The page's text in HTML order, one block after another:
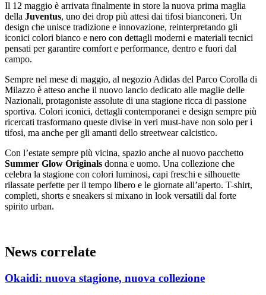
Il 12 maggio è arrivata finalmente in store la nuova prima maglia
della Juventus, uno dei drop più attesi dai tifosi bianconeri. Un
design che unisce tradizione e innovazione, reinterpretando gli
iconici colori bianco e nero con dettagli moderni e materiali tecnici
pensati per garantire comfort e performance, dentro e fuori dal
campo.
Sempre nel mese di maggio, al negozio Adidas del Parco Corolla di
Milazzo è atteso anche il nuovo lancio dedicato alle maglie delle
Nazionali, protagoniste assolute di una stagione ricca di passione
sportiva. Colori iconici, dettagli contemporanei e design sempre più
ricercati trasformano queste divise in veri must-have non solo per i
tifosi, ma anche per gli amanti dello streetwear calcistico.
Con l’estate sempre più vicina, spazio anche al nuovo pacchetto
Summer Glow Originals donna e uomo. Una collezione che
celebra la stagione con colori luminosi, capi freschi e silhouette
rilassate perfette per il tempo libero e le giornate all’aperto. T-shirt,
completi, shorts e sneakers si mixano in look versatili dal forte
spirito urban.
News correlate
Okaidi: nuova stagione, nuova collezione